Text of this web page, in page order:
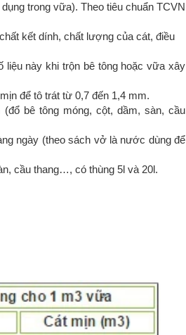
trong vữa). Theo tiêu chuẩn TCVN
kết dính, chất lượng của cát, điều
này khi trộn bê tông hoặc vữa xây
để tô trát từ 0,7 đến 1,4 mm.
bê tông móng, cột, dầm, sàn, cầu
ngày (theo sách vở là nước dùng để
cầu thang…, có thùng 5l và 20l.